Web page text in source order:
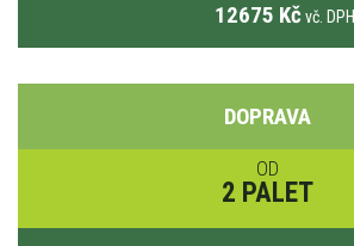
12675 Kč vč. DPH
DOPRAVA
OD
2 PALET